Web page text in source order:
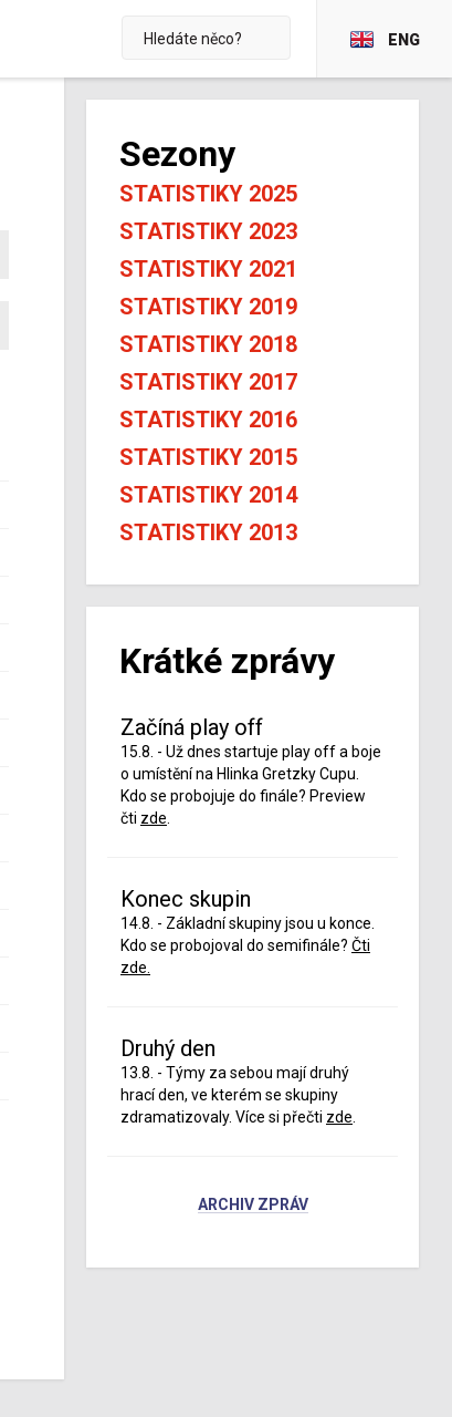
ENG
Sezony
STATISTIKY 2025
STATISTIKY 2023
STATISTIKY 2021
STATISTIKY 2019
STATISTIKY 2018
STATISTIKY 2017
STATISTIKY 2016
STATISTIKY 2015
STATISTIKY 2014
STATISTIKY 2013
Krátké zprávy
Začíná play off
15.8. - Už dnes startuje play off a boje
o umístění na Hlinka Gretzky Cupu.
Kdo se probojuje do finále? Preview
čti zde
Konec skupin
14.8. - Základní skupiny jsou u konce.
Kdo se probojoval do semifinále? Čti
zde.
Druhý den
13.8. - Týmy za sebou mají druhý
hrací den, ve kterém se skupiny
zdramatizovaly. Více si přečti zde
ARCHIV ZPRÁV